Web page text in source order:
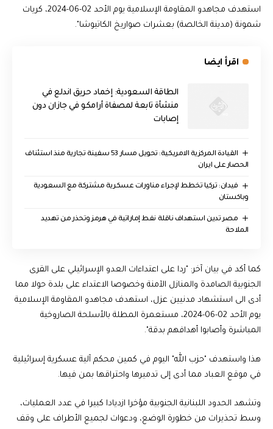
استهدف مجاهدو المقاومة الإسلامية يوم الأحد 02-06-2024، كريات
شمونة (مدينة ‏الخالصة) بعشرات صواريخ الكاتيوشا". ‏
اقرأ ايضا
‏الطاقة السعودية: إخماد حريق اندلع في
منشأة تابعة لمصفاة أرامكو في جازان دون
إصابات
القيادة المركزية الامريكية: تحويل مسار 53 سفينة تجارية منذ استئناف
الحصار على ايران
فيدان: تركيا تخطط لإجراء مناورات عسكرية مشتركة مع السعودية
وباكستان
مصر تدين استهداف ناقلة نفط إماراتية في هرمز وتحذر من تهديد
الملاحة
‎كما أكد في بيان آخر: "ردا ‏على ‏اعتداءات العدو الإسرائيلي على القرى
الجنوبية الصامدة والمنازل الآمنة وخصوصا ‏الاعتداء على بلدة حولا مما
أدى الى استشهاد مدنيين عزل، استهدف مجاهدو المقاومة ‏الإسلامية
يوم الأحد 02-06-2024، مستعمرة المطلة بالأسلحة الصاروخية
المباشرة ‏وأصابوا أهدافهم بدقة". ‏
‎هذا واستهدف "حزب الله" اليوم في كمين محكم آلية عسكرية إسرائيلية
في موقع العباد مما أدى إلى تدميرها واحتراقها بمن فيها.
‎وتشهد الحدود اللبنانية الجنوبية مؤخرا ازديادا كبيرا في عدد العمليات،
وسط تحذيرات من خطورة الوضع، ودعوات لجميع الأطراف على وقف